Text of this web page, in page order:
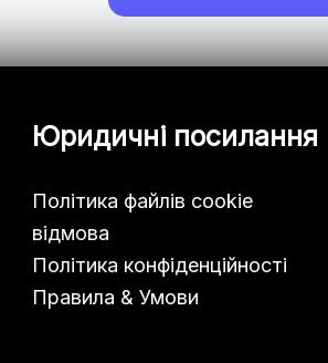
Юридичні посилання
Політика файлів cookie
відмова
Політика конфіденційності
Правила & Умови